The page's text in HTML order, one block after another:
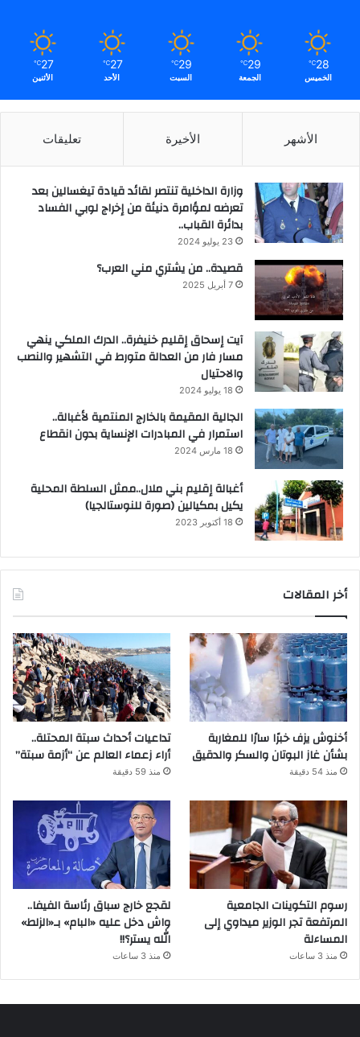
28
℃
الخميس
29
℃
الجمعة
29
℃
السبت
27
℃
الأحد
27
℃
الأثنين
الأشهر الأخيرة تعليقات
وزارة الداخلية تنتصر لقائد قيادة تيغسالين بعد
تعرضه لمؤامرة دنيئة من إخراج لوبي الفساد
بدائرة القباب..
23 يوليو 2024
قصيدة.. من يشتري مني العرب؟
7 أبريل 2025
آيت إسحاق إقليم خنيفرة.. الدرك الملكي ينهي
مسار فار من العدالة متورط في التشهير والنصب
والاحتيال
18 يوليو 2024
الجالية المقيمة بالخارج المنتمية لأغبالة..
استمرار في المبادرات الإنساية بدون انقطاع
18 مارس 2024
أغبالة إقليم بني ملال..ممثل السلطة المحلية
يكيل بمكيالين (صورة للنوستالجيا)
18 أكتوبر 2023
أخر المقالات
أخنوش يزف خبرًا سارًا للمغاربة
بشأن غاز البوتان والسكر والدقيق
منذ 54 دقيقة
تداعيات أحداث سبتة المحتلة..
أراء زعماء العالم عن “أزمة سبتة”
منذ 59 دقيقة
رسوم التكوينات الجامعية
المرتفعة تجر الوزير ميداوي إلى
المساءلة
منذ 3 ساعات
لقجع خارج سباق رئاسة الفيفا..
واش دخل عليه «البام» بـ«الزلط»
الله يستر؟!!
منذ 3 ساعات